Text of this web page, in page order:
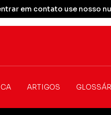
em contato use nosso
ARTIGOS